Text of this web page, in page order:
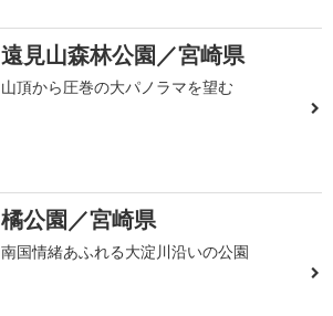
遠見山森林公園／宮崎県
山頂から圧巻の大パノラマを望む
橘公園／宮崎県
南国情緒あふれる大淀川沿いの公園